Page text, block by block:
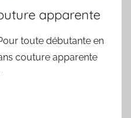
apparente
toute débutante en
couture apparente